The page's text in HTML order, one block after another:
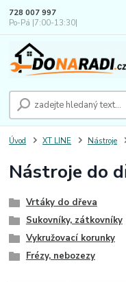
728 007 997
Po-Pá |7:00-13:30|
Úvod XT LINE Nástroje
Nástroje do
Vrtáky do dřeva
Sukovníky, zátkovníky
Vykružovací korunky
Frézy, nebozezy